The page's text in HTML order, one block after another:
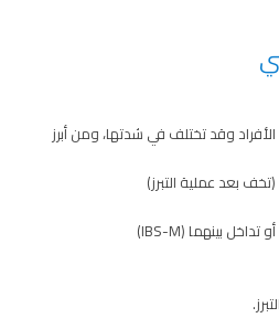
وقد تختلف في شدتها، ومن أبرز
بعد عملية التبرز)